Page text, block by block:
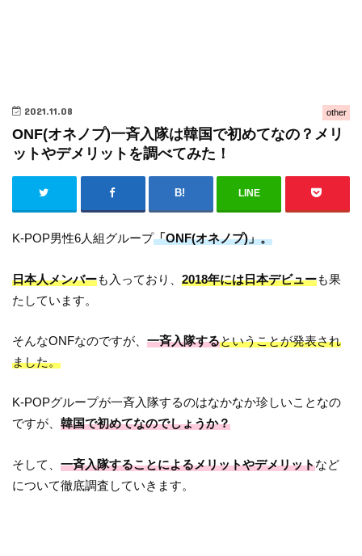
other
2021.11.08
ONF(オネノプ)一斉入隊は韓国で初めてなの？メリ
ットやデメリットを調べてみた！
LINE
K-POP男性6人組グループ「ONF(オネノプ)」。
日本人メンバーも入っており、2018年には日本デビューも果
たしています。
そんなONFなのですが、一斉入隊するということが発表され
ました。
K-POPグループが一斉入隊するのはなかなか珍しいことなの
ですが、韓国で初めてなのでしょうか？
そして、一斉入隊することによるメリットやデメリットなど
について徹底調査していきます。